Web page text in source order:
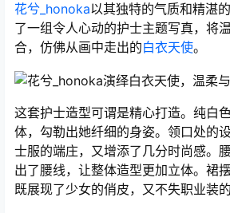
花兮_honoka以其独特的气质和精湛
了一组令人心动的护士主题写真，将
合，仿佛从画中走出的白衣天使。
这套护士造型可谓是精心打造。纯白
体，勾勒出她纤细的身姿。领口处的
士服的端庄，又增添了几分时尚感。
出了腰线，让整体造型更加立体。裙
既展现了少女的俏皮，又不失职业装的